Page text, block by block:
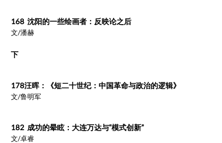
168 沈阳的一些绘画者：反映论之后
文/潘赫
下
178汪晖：《短二十世纪：中国革命与政治的逻辑》
文/鲁明军
182 成功的晕眩：大连万达与“模式创新”
文/卓睿